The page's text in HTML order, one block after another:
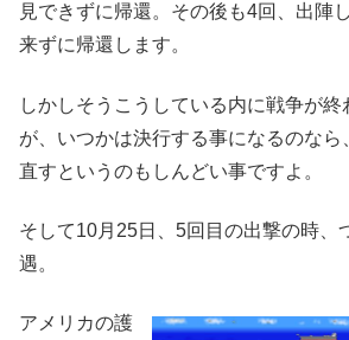
見できずに帰還。その後も4回、出陣
来ずに帰還します。
しかしそうこうしている内に戦争が終
が、いつかは決行する事になるのなら
直すというのもしんどい事ですよ。
そして10月25日、5回目の出撃の時、
遇。
アメリカの護